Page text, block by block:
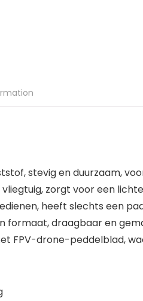
stevig en duurzaam,
zorgt voor een
heeft slechts een
formaat, draagbaar en
FPV-drone-peddelblad,